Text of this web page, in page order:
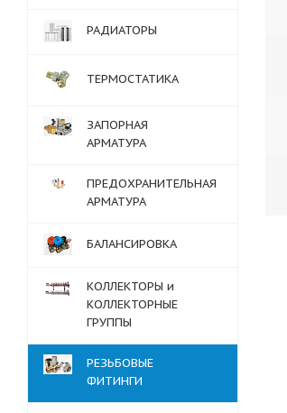
РАДИАТОРЫ
ТЕРМОСТАТИКА
ЗАПОРНАЯ
АРМАТУРА
ПРЕДОХРАНИТЕЛЬНАЯ
АРМАТУРА
БАЛАНСИРОВКА
КОЛЛЕКТОРЫ и
КОЛЛЕКТОРНЫЕ
ГРУППЫ
РЕЗЬБОВЫЕ
ФИТИНГИ